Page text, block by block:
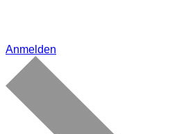
Anmelden